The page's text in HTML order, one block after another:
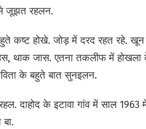
जूझत रहलन.
कष्ट होखे. जोड़ में दरद रहत रहे.
थाक जास. एतना तकलीफ में
के बहुते बात सुनइलन.
दाहोद के इटावा गांव में साल 1963